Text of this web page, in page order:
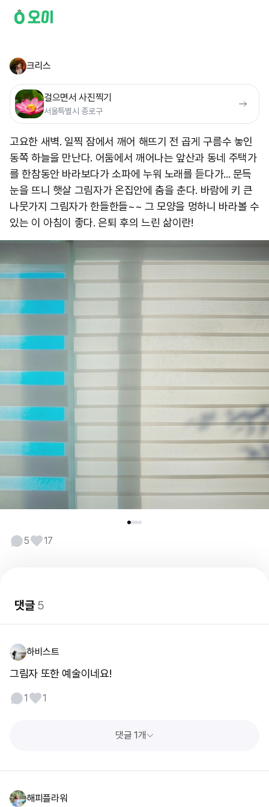
크리스
걸으면서 사진찍기
서울특별시 종로구
고요한 새벽. 일찍 잠에서 깨어 해뜨기 전 곱게 구름수 놓인
동쪽 하늘을 만난다. 어둠에서 깨어나는 앞산과 동네 주택가
를 한참동안 바라보다가 소파에 누워 노래를 듣다가... 문득
눈을 뜨니 햇살 그림자가 온집안에 춤을 춘다. 바람에 키 큰
나뭇가지 그림자가 한들한들~~ 그 모양을 멍하니 바라볼 수
있는 이 아침이 좋다. 은퇴 후의 느린 삶이란!
5 17
댓글5
하비스트
그림자 또한 예술이네요!
1 1
댓글 1개
해피플라워